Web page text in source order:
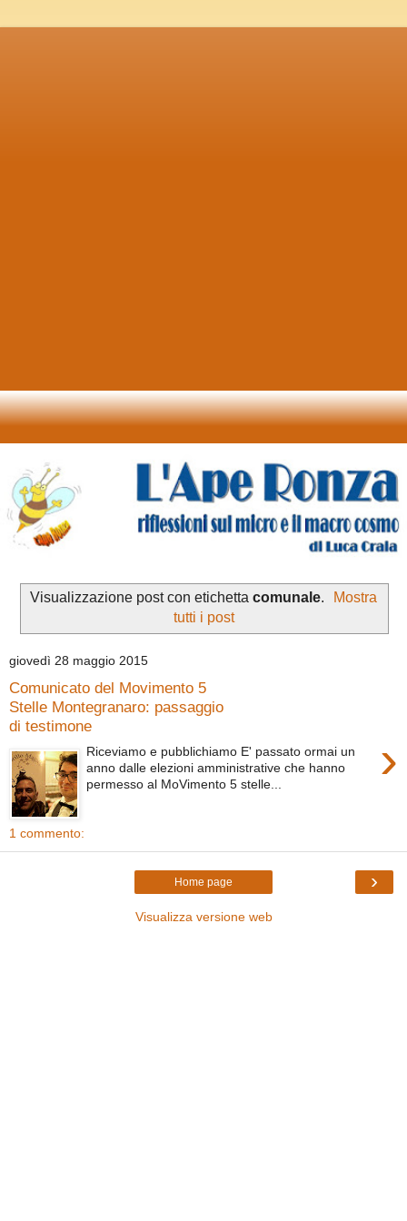
Visualizzazione post con etichetta comunale.
Mostra
tutti i post
giovedì 28 maggio 2015
Comunicato del Movimento 5
Stelle Montegranaro: passaggio
di testimone
›
Riceviamo e pubblichiamo E' passato ormai un
anno dalle elezioni amministrative che hanno
permesso al MoVimento 5 stelle...
1 commento:
›
Home page
Visualizza versione web